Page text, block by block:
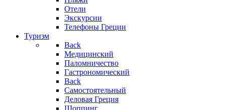
Отели
Экскурсии
Телефоны Греции
Туризм
Back
Медицинский
Паломничество
Гастрономический
Back
Самостоятельный
Деловая Греция
Шоппинг